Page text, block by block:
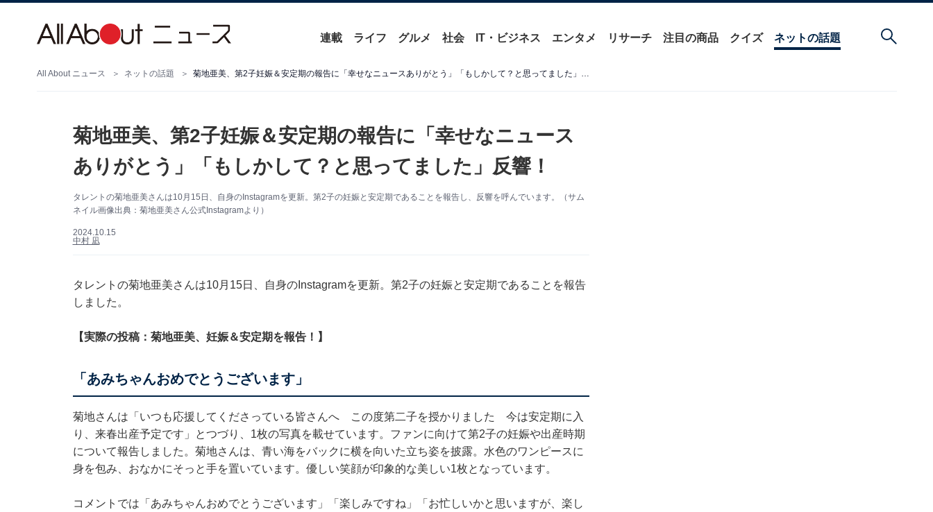
連載 ライフ グルメ 社会 IT・ビジネス エンタメ リサーチ 注目の商品 クイズ ネットの話題
All About ニュース ネットの話題 菊地亜美、第2子妊娠＆安定期の報告に「幸せなニュースありがとう」「もしかして？と思ってました」反響！
菊地亜美、第2子妊娠＆安定期の報告に「幸せなニュース
ありがとう」「もしかして？と思ってました」反響！
タレントの菊地亜美さんは10月15日、自身のInstagramを更新。第2子の妊娠と安定期であることを報告し、反響を呼んでいます。（サム
ネイル画像出典：菊地亜美さん公式Instagramより）
2024.10.15
中村 凪
タレントの菊地亜美さんは10月15日、自身のInstagramを更新。第2子の妊娠と安定期であることを報告
しました。
【実際の投稿：菊地亜美、妊娠＆安定期を報告！】
「あみちゃんおめでとうございます」
菊地さんは「いつも応援してくださっている皆さんへ この度第二子を授かりました 今は安定期に入
り、来春出産予定です」とつづり、1枚の写真を載せています。ファンに向けて第2子の妊娠や出産時期
について報告しました。菊地さんは、青い海をバックに横を向いた立ち姿を披露。水色のワンピースに
身を包み、おなかにそっと手を置いています。優しい笑顔が印象的な美しい1枚となっています。
コメントでは「あみちゃんおめでとうございます」「楽しみですね」「お忙しいかと思いますが、楽し